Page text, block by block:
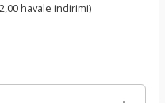
havale indirimi)